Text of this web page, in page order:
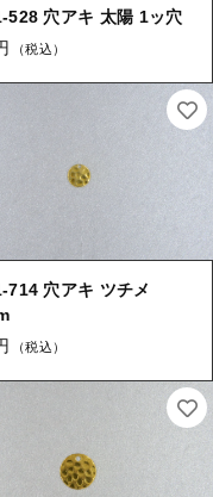
528 穴アキ 太陽 1ッ穴
（税込）
714 穴アキ ツチメ
（税込）
ピン
ルゴ
プ
舟環
ギ環
飾
具・エリ吊り
ピン